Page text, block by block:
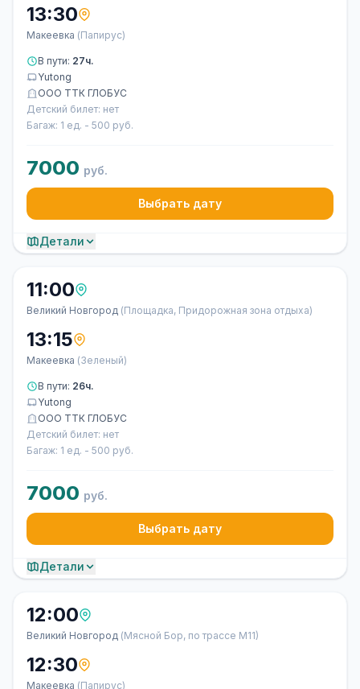
13:30
Макеевка (Папирус)
В пути: 27ч.
Yutong
ООО ТТК ГЛОБУС
Детский билет: нет
Багаж: 1 ед. - 500 руб.
7000 руб.
Выбрать дату
Детали
11:00
Великий Новгород (Площадка, Придорожная зона отдыха)
13:15
Макеевка (Зеленый)
В пути: 26ч.
Yutong
ООО ТТК ГЛОБУС
Детский билет: нет
Багаж: 1 ед. - 500 руб.
7000 руб.
Выбрать дату
Детали
12:00
Великий Новгород (Мясной Бор, по трассе М11)
12:30
Макеевка (Папирус)